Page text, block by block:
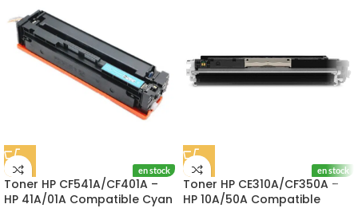
en stock
Toner HP CF541A/CF401A –
HP 41A/01A Compatible Cyan
en stock
Toner HP CE310A/CF350A –
HP 10A/50A Compatible